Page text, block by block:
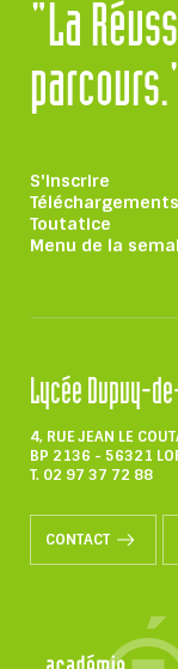
"La
parcours."
S'inscrire
Téléchargements
Toutatice
Menu de la
Lycée Dupuy-
4, RUE JEAN LE
BP 2136 - 56321
T. 02 97 37 72 88
CONTACT